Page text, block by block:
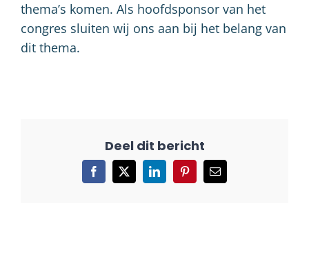
thema’s komen. Als hoofdsponsor van het
congres sluiten wij ons aan bij het belang van
dit thema.
Facebook
X LinkedInPinterest
E-